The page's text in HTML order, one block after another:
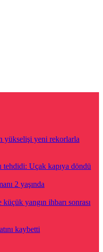
yükselişi yeni rekorlarla
Uçak kapıya döndü
2 yaşında
yangın ihbarı sonrası
kaybetti